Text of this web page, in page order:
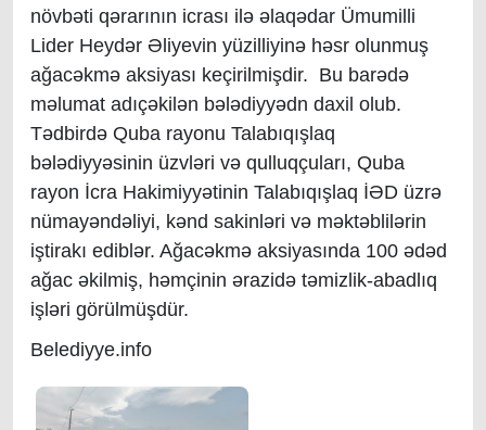
növbəti qərarının icrası ilə əlaqədar Ümumilli
Lider Heydər Əliyevin yüzilliyinə həsr olunmuş
ağacəkmə aksiyası keçirilmişdir. Bu barədə
məlumat adıçəkilən bələdiyyədn daxil olub.
Tədbirdə Quba rayonu Talabıqışlaq
bələdiyyəsinin üzvləri və qulluqçuları, Quba
rayon İcra Hakimiyyətinin Talabıqışlaq İƏD üzrə
nümayəndəliyi, kənd sakinləri və məktəblilərin
iştirakı ediblər. Ağacəkmə aksiyasında 100 ədəd
ağac əkilmiş, həmçinin ərazidə təmizlik-abadlıq
işləri görülmüşdür.
Belediyye.info